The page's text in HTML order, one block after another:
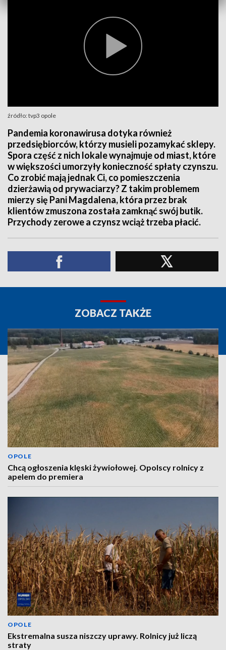
źródło: tvp3 opole
Pandemia koronawirusa dotyka również
przedsiębiorców, którzy musieli pozamykać sklepy.
Spora część z nich lokale wynajmuje od miast, które
w większości umorzyły konieczność spłaty czynszu.
Co zrobić mają jednak Ci, co pomieszczenia
dzierżawią od prywaciarzy? Z takim problemem
mierzy się Pani Magdalena, która przez brak
klientów zmuszona została zamknąć swój butik.
Przychody zerowe a czynsz wciąż trzeba płacić.
ZOBACZ TAKŻE
OPOLE
Chcą ogłoszenia klęski żywiołowej. Opolscy rolnicy z
apelem do premiera
OPOLE
Ekstremalna susza niszczy uprawy. Rolnicy już liczą
straty